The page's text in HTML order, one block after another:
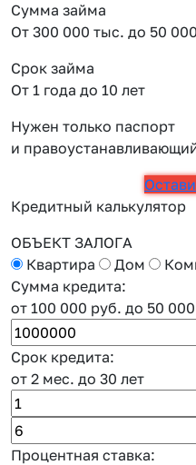
Сумма займа
От 300 000 тыс. до 50
Срок займа
От 1 года до 10 лет
Нужен только паспорт
и
Кредитный калькулятор
ОБЪЕКТ ЗАЛОГА
Квартира
Дом
Сумма кредита:
от 100 000 руб. до 50
Срок кредита:
от 2 мес. до 30 лет
Процентная ставка: